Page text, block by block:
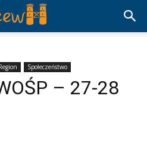
Społeczeństwo
– 27-28